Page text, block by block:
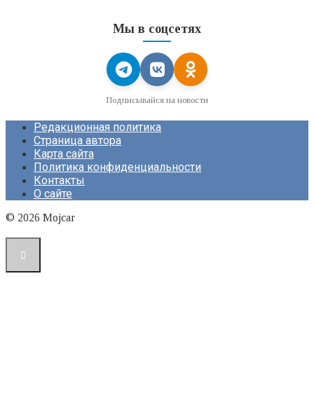
Мы в соцсетях
Подписывайся на новости
Редакционная политика
Страница автора
Карта сайта
Политика конфиденциальности
Контакты
О сайте
© 2026 Mojcar